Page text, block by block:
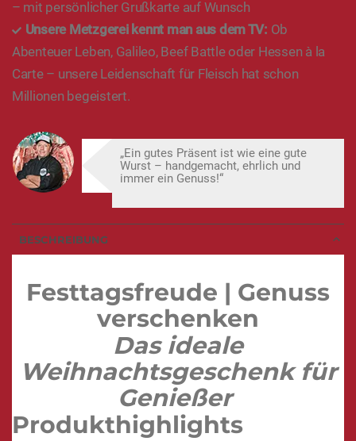
– mit persönlicher Grußkarte auf Wunsch
Unsere Metzgerei kennt man aus dem TV: Ob
Abenteuer Leben, Galileo, Beef Battle oder Hessen à la
Carte – unsere Leidenschaft für Fleisch hat schon
Millionen begeistert.
„Ein gutes Präsent ist wie eine gute
Wurst – handgemacht, ehrlich und
immer ein Genuss!“
BESCHREIBUNG
Festtagsfreude | Genuss
verschenken
Das ideale
Weihnachtsgeschenk für
Genießer
Produkthighlights